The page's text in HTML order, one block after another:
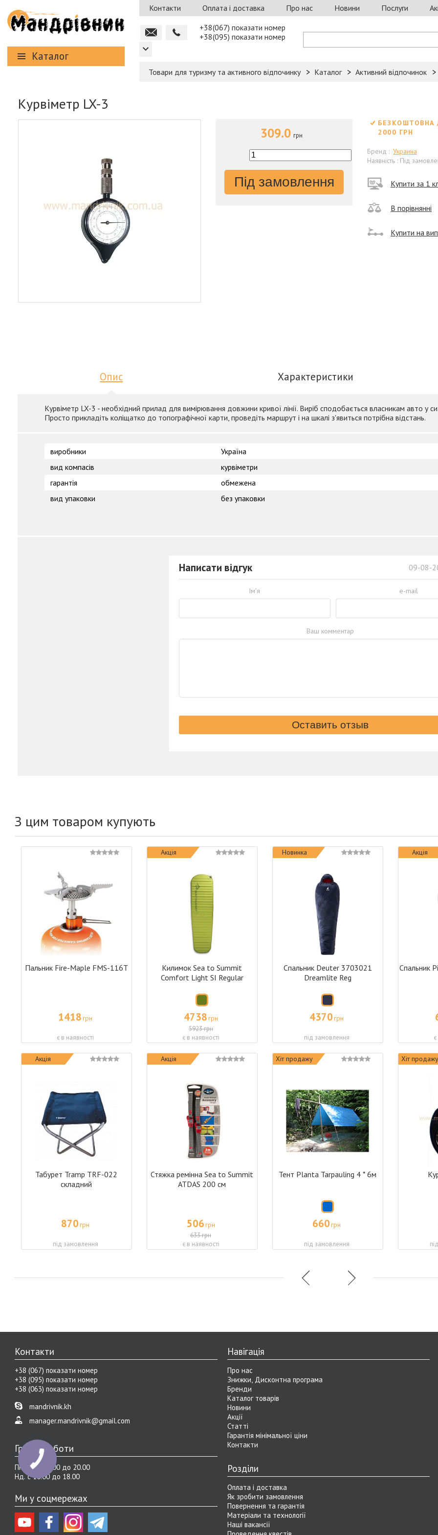
Каталог
Контакти Оплата і доставка Про нас Новини Послуги
+38(067) показати номер
+38(095) показати номер
Товари для туризму та активного відпочинку Каталог Активний відпочинок
Курвіметр LX-3
БЕЗКОШТОВНА
2000 ГРН
Бренд : Украина
Наявність : Під
309.0 грн
Під замовлення Купити за 1
В порівнянні
Купити на
Опис Характеристики
Курвіметр LX-3 - необхідний прилад для вимірювання довжини кривої лінії. Виріб сподобається власникам авто у
Просто прикладіть коліщатко до топографічної карти, проведіть маршрут і на шкалі з'явиться потрібна відстань.
виробники
Україна
вид компасів
курвіметри
гарантія
обмежена
вид упаковки
без упаковки
Написати відгук 09-08-
Ім'я e-mail
Ваш комментар
З цим товаром купують
Пальник Fire-Maple FMS-116T
1418грн
є в наявності
Акція
Килимок Sea to Summit
Comfort Light SI Regular
4738грн
5923 грн
є в наявності
Новинка
Спальник Deuter 3703021
Dreamlite Reg
4370грн
під замовлення
Акція
Спальник
Акція
Табурет Tramp TRF-022
складний
870грн
під замовлення
Акція
Стяжка ремінна Sea to Summit
ATDAS 200 см
506грн
633 грн
є в наявності
Хіт продажу
Тент Planta Tarpauling 4 * 6м
660грн
під замовлення
Хіт продажу
Контакти
+38 (067) показати номер
+38 (095) показати номер
+38 (063) показати номер
mandrivnik.kh
manager.mandrivnik@gmail.com
Графік роботи
Пн.-Cб. с 10.00 до 20.00
Нд. с 10.00 до 18.00
Ми у соцмережах
Навігація
Про нас
Знижки, Дисконтна програма
Бренди
Каталог товарів
Новини
Акції
Статті
Гарантія мінімальної ціни
Контакти
Розділи
Оплата і доставка
Як зробити замовлення
Повернення та гарантія
Матеріали та технології
Наші вакансії